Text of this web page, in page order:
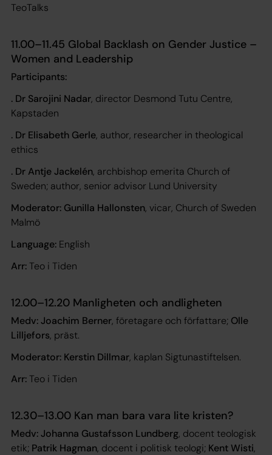
TeoTalks
11.00–11.45 Global Backlash on Gender Justice –
Women and Leadership
Participants:
. Dr Sarojini Nadar, director Desmond Tutu Centre,
Kapstaden
. Dr Elisabeth Gerle, author, researcher in theological
ethics
. Dr Antje Jackelén, archbishop emerita Church of
Sweden; author, senior advisor Lund University
Moderator: Gunilla Hallonsten, vicar, Church of Sweden
Malmö
Language: English
Arr:Teo i Tiden
12.00–12.20 Manligheten och andligheten
Medv: Joachim Berner, företagare och författare; Olle
Lilljefors, präst.
Moderator: Kerstin Dillmar, kaplan Sigtunastiftelsen.
Arr:Teo i Tiden
12.30–13.00 Kan man bara vara lite kristen?
Medv: Johanna Gustafsson Lundberg, docent teologisk
etik; Patrik Hagman, docent i politisk teologi; Kent Wisti,